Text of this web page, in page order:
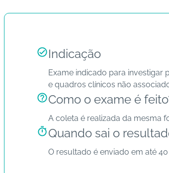
Indicação
Exame indicado para
e quadros clínicos não
Como o exame é
A coleta é realizada da mesma
Quando sai o
O resultado é enviado em até